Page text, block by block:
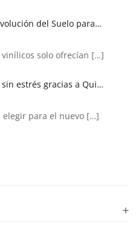
del Suelo para…
solo ofrecían […]
estrés gracias a Qui…
elegir para el nuevo […]